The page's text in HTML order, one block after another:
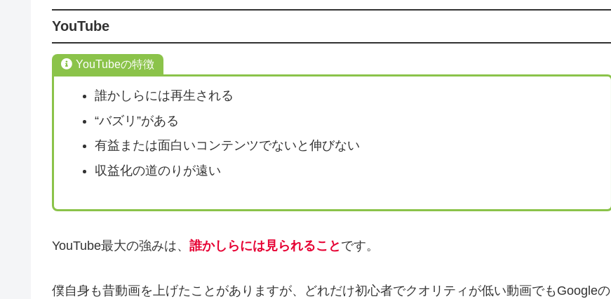
YouTube
YouTubeの特徴
誰かしらには再生される
“バズリ”がある
有益または面白いコンテンツでないと伸びない
収益化の道のりが遠い
YouTube最大の強みは、 誰かしらには見られること です。
僕自身も昔動画を上げたことがありますが、どれだけ初心者でクオリティが低い動画でもGoogleの